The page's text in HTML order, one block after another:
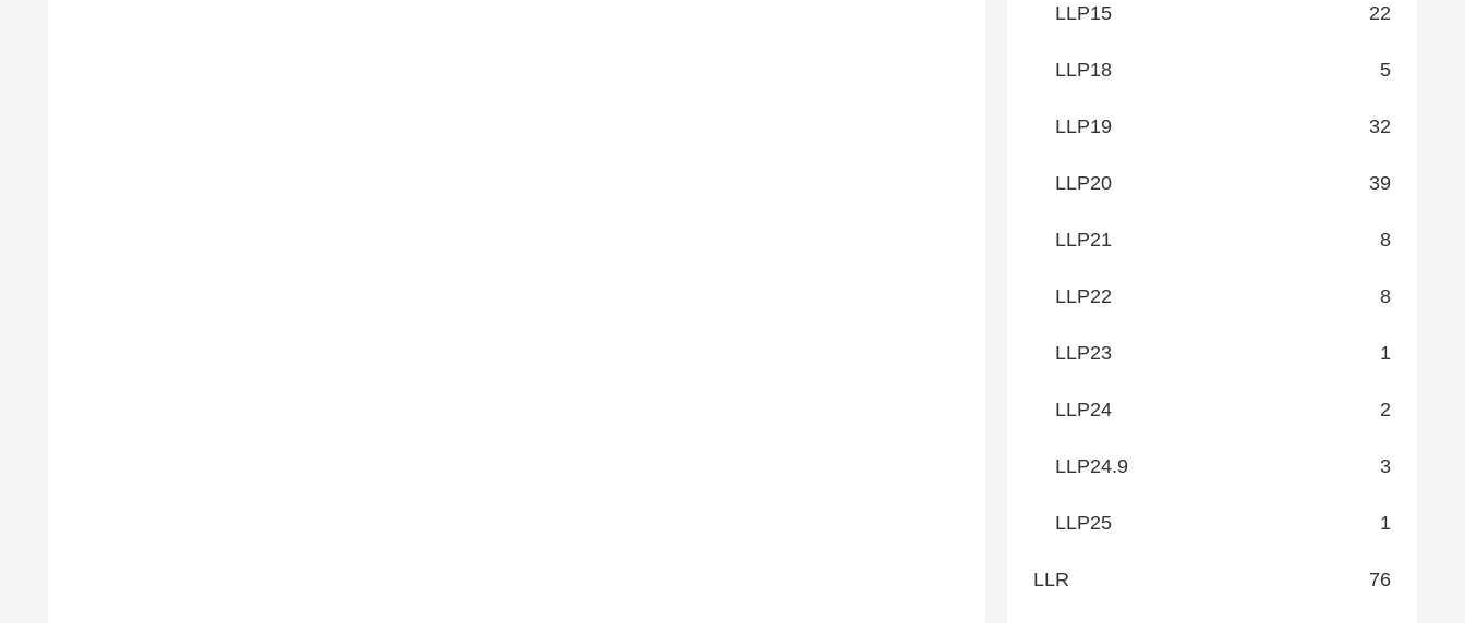
LLP15 22
LLP18 5
LLP19 32
LLP20 39
LLP21 8
LLP22 8
LLP23 1
LLP24 2
LLP24.9 3
LLP25 1
LLR 76